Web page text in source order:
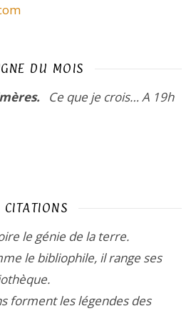
DU MOIS
Ce que je crois…A 19h
CITATIONS
le génie de la terre.
le bibliophile, il range ses
forment les légendes des